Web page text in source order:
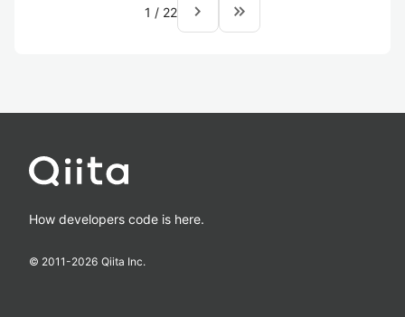
1 / 22 navigate_next keyboard_double_arrow_right
How developers code is here.
© 2011-2026 Qiita Inc.